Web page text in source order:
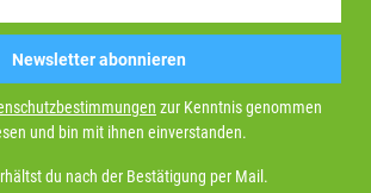
Newsletter abonnieren
zur Kenntnis genommen
und bin mit ihnen einverstanden.
du nach der Bestätigung per Mail.